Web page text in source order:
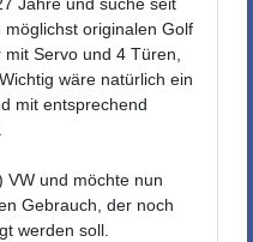
Jahre und suche seit
originalen Golf
mit Servo und 4 Türen,
wäre natürlich ein
mit entsprechend
VW und möchte nun
Gebrauch, der noch
werden soll.